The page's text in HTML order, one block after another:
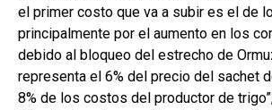
el primer costo que va a subir es el de
principalmente por el aumento en los
debido al bloqueo del estrecho de
representa el 6% del precio del sachet
8% de los costos del productor de